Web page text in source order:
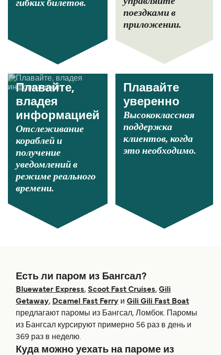
гибких билетов.
поездками в
приложении.
Плавайте,
владея
информацией
Отслеживание
кораблей и
получение
уведомлений в
режиме реального
времени.
Плавайте
уверенно
Высококлассная
поддержка
клиентов, когда
это необходимо.
Есть ли паром из Бангсал?
Bluewater Express, Scoot Fast Cruises, Gili
Getaway, Dcamel Fast Ferry и Gili Gili Fast Boat
предлагают паромы из Бангсал, Ломбок. Паромы
из Бангсал курсируют примерно 56 раз в день и
369 раз в неделю.
Куда можно уехать на пароме из